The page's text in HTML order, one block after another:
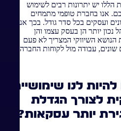
יש יתרונות רבים לשימוש
אנו בחברת טופמי מתמחים
ועסקים בכל סדר גודל. בכך אנו
יותר הן בעסק עצמו והן
הנושא השיווקי המצריך לא פעם
עבודה מול לקוחות החברה,
לנו שימושיים
לצורך הגדלת
יותר עסקאות?